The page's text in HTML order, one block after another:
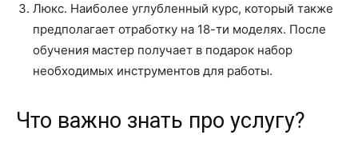
Люкс. Наиболее углубленный курс, который также
предполагает отработку на 18-ти моделях. После
обучения мастер получает в подарок набор
необходимых инструментов для работы.
Что важно знать про услугу?